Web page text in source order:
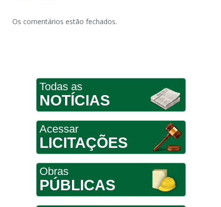
Os comentários estão fechados.
Todas as
NOTÍCIAS
Acessar
LICITAÇÕES
Obras
PÚBLICAS